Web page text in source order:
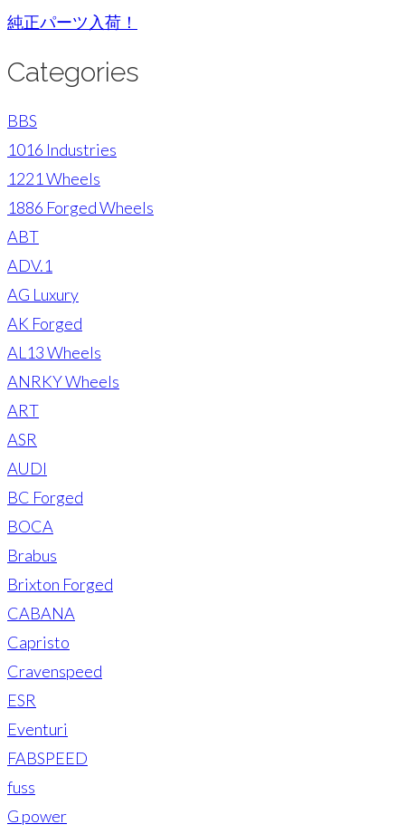
純正パーツ入荷！
Categories
BBS
1016 Industries
1221 Wheels
1886 Forged Wheels
ABT
ADV.1
AG Luxury
AK Forged
AL13 Wheels
ANRKY Wheels
ART
ASR
AUDI
BC Forged
BOCA
Brabus
Brixton Forged
CABANA
Capristo
Cravenspeed
ESR
Eventuri
FABSPEED
fuss
G power